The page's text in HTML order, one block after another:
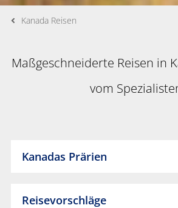
Kanada Reisen
Maßgeschneiderte Reisen in
vom
Kanadas Prärien
Reisevorschläge